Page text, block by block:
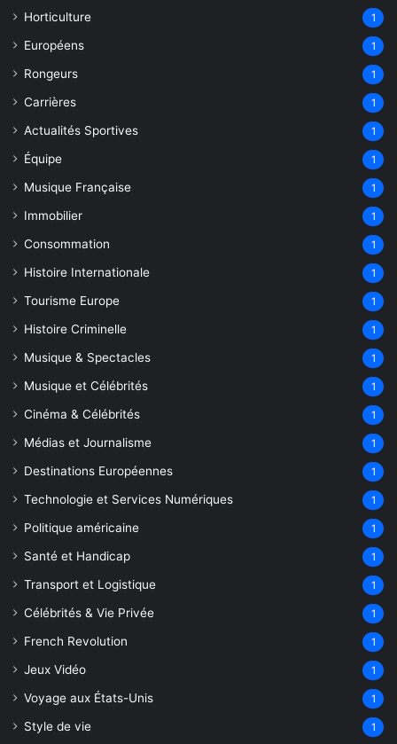
Horticulture 1
Européens 1
Rongeurs 1
Carrières 1
Actualités Sportives 1
Équipe 1
Musique Française 1
Immobilier 1
Consommation 1
Histoire Internationale 1
Tourisme Europe 1
Histoire Criminelle 1
Musique & Spectacles 1
Musique et Célébrités 1
Cinéma & Célébrités 1
Médias et Journalisme 1
Destinations Européennes 1
Technologie et Services Numériques 1
Politique américaine 1
Santé et Handicap 1
Transport et Logistique 1
Célébrités & Vie Privée 1
French Revolution 1
Jeux Vidéo 1
Voyage aux États-Unis 1
Style de vie 1